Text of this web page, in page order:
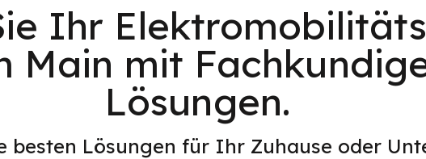
Ihr
Main mit
Lösungen.
besten Lösungen für Ihr Zuhause oder